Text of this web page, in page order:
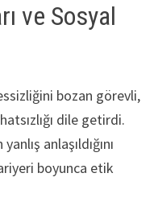
ve Sosyal
bozan görevli,
dile getirdi.
anlaşıldığını
boyunca etik